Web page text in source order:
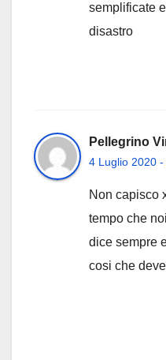
semplificate
disastro
Pellegrino
4 Luglio 2020
Non capisco
tempo che
dice sempre
cosi che